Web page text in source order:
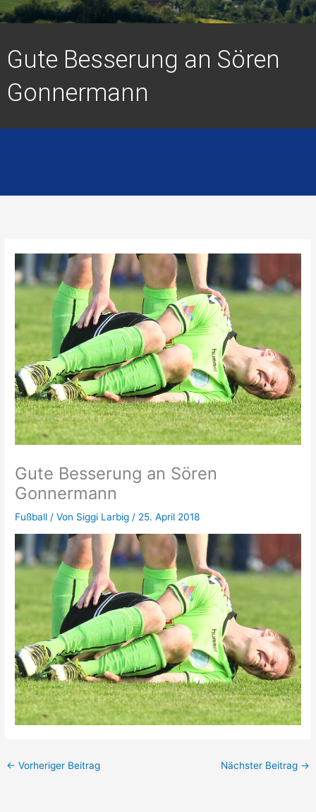
Gute Besserung an Sören
Gonnermann
Gute Besserung an Sören
Gonnermann
Fußball / Von Siggi Larbig/ 25. April 2018
← Vorheriger Beitrag Nächster Beitrag →